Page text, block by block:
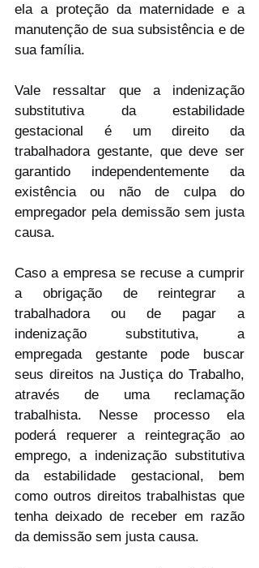
ela a proteção da maternidade e a
manutenção de sua subsistência e de
sua família.
Vale ressaltar que a indenização
substitutiva da estabilidade
gestacional é um direito da
trabalhadora gestante, que deve ser
garantido independentemente da
existência ou não de culpa do
empregador pela demissão sem justa
causa.
Caso a empresa se recuse a cumprir
a obrigação de reintegrar a
trabalhadora ou de pagar a
indenização substitutiva, a
empregada gestante pode buscar
seus direitos na Justiça do Trabalho,
através de uma reclamação
trabalhista. Nesse processo ela
poderá requerer a reintegração ao
emprego, a indenização substitutiva
da estabilidade gestacional, bem
como outros direitos trabalhistas que
tenha deixado de receber em razão
da demissão sem justa causa.